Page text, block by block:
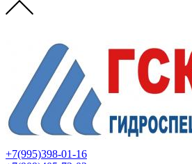
+7(995)398-01-16